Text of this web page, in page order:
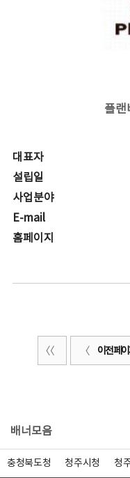
플랜
대표자
설립일
사업분야
E-mail
홈페이지
이전 페이
배너모음
충청북도청 청주시청 청